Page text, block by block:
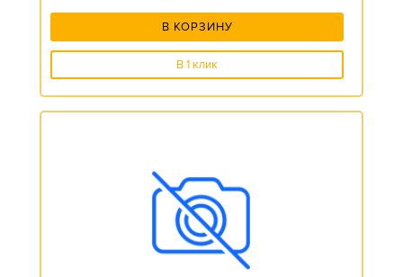
В КОРЗИНУ
В 1 клик